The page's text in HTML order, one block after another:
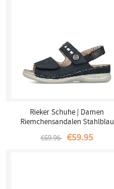
Rieker Schuhe | Damen
Riemchensandalen Stahlblau
€69.95 €59.95